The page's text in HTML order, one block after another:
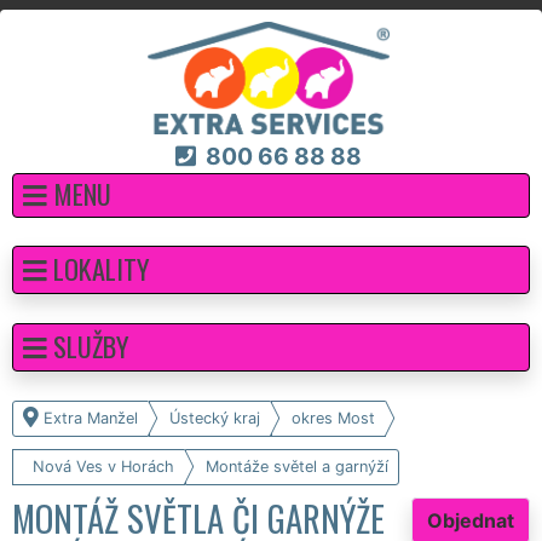
800 66 88 88
MENU
Extra Manžel Ústecký kraj okres Most
Nová Ves v Horách Montáže světel a garnýží
Objednat
MONTÁŽ SVĚTLA ČI GARNÝŽE
LOKALITY
SLUŽBY